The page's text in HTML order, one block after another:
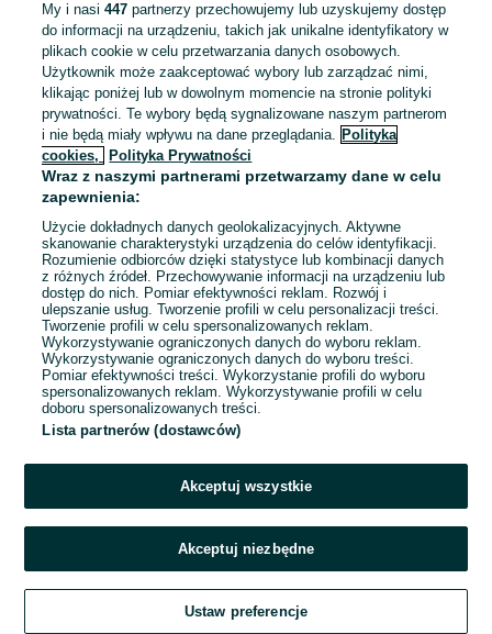
To ogłoszenie nie jest już dostępne
Przejdź na stronę główną
My i nasi447 partnerzy przechowujemy lub uzyskujemy dostęp
do informacji na urządzeniu, takich jak unikalne identyfikatory w
plikach cookie w celu przetwarzania danych osobowych.
Użytkownik może zaakceptować wybory lub zarządzać nimi,
klikając poniżej lub w dowolnym momencie na stronie polityki
prywatności. Te wybory będą sygnalizowane naszym partnerom
i nie będą miały wpływu na dane przeglądania. Polityka
cookies,
Polityka Prywatności
Wraz z naszymi partnerami przetwarzamy dane w celu
zapewnienia:
Użycie dokładnych danych geolokalizacyjnych. Aktywne
skanowanie charakterystyki urządzenia do celów identyfikacji.
Rozumienie odbiorców dzięki statystyce lub kombinacji danych
z różnych źródeł. Przechowywanie informacji na urządzeniu lub
dostęp do nich. Pomiar efektywności reklam. Rozwój i
ulepszanie usług. Tworzenie profili w celu personalizacji treści.
Tworzenie profili w celu spersonalizowanych reklam.
Wykorzystywanie ograniczonych danych do wyboru reklam.
Wykorzystywanie ograniczonych danych do wyboru treści.
Pomiar efektywności treści. Wykorzystanie profili do wyboru
spersonalizowanych reklam. Wykorzystywanie profili w celu
doboru spersonalizowanych treści.
Lista partnerów (dostawców)
Akceptuj wszystkie
Akceptuj niezbędne
Ustaw preferencje